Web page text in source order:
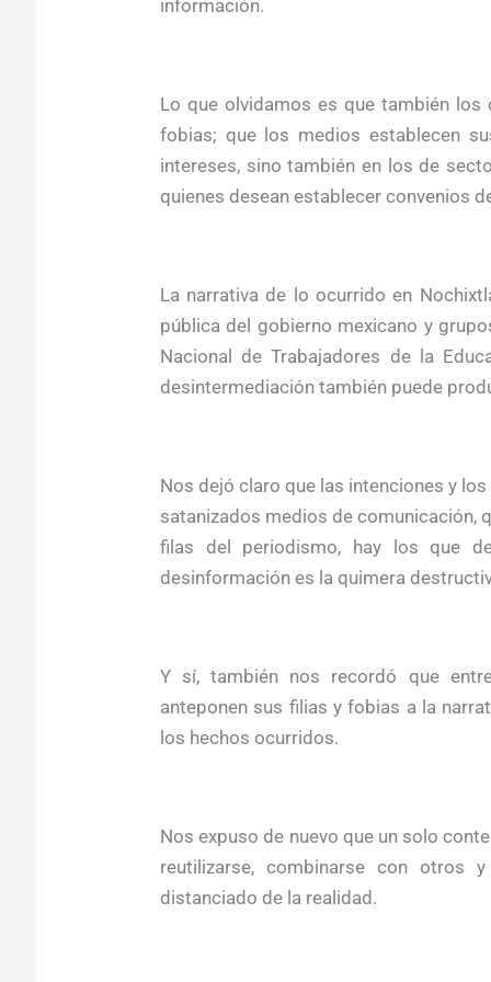
información.
Lo que olvidamos es que también los
fobias; que los medios establecen
intereses, sino también en los de
quienes desean establecer convenios
La narrativa de lo ocurrido en
pública del gobierno mexicano y
Nacional de Trabajadores de la
desintermediación también puede
Nos dejó claro que las intenciones y
satanizados medios de comunicación,
filas del periodismo, hay los que
desinformación es la quimera
Y sí, también nos recordó que
anteponen sus filias y fobias a la
los hechos ocurridos.
Nos expuso de nuevo que un solo
reutilizarse, combinarse con otros
distanciado de la realidad.